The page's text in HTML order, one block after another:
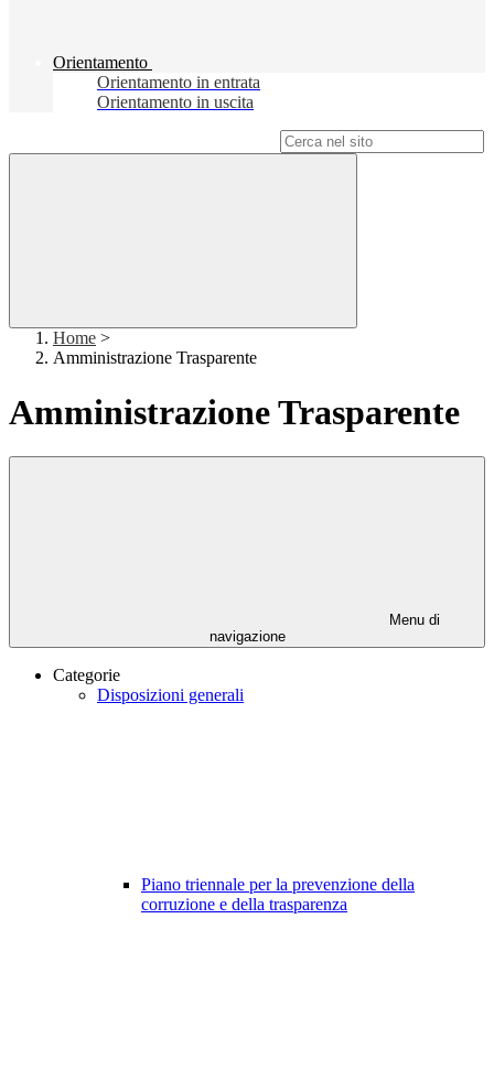
Orientamento
Orientamento in entrata
Orientamento in uscita
Home >
Amministrazione Trasparente
Amministrazione Trasparente
Menu di
navigazione
Categorie
Disposizioni generali
Piano triennale per la prevenzione della
corruzione e della trasparenza